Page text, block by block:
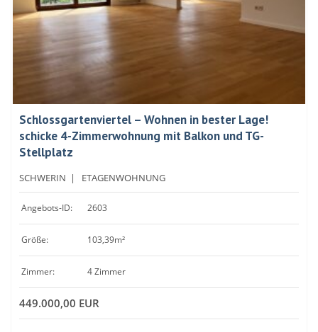
Schlossgartenviertel – Wohnen in bester Lage!
schicke 4-Zimmerwohnung mit Balkon und TG-
Stellplatz
SCHWERIN | ETAGENWOHNUNG
Angebots-ID: 2603
Größe: 103,39m²
Zimmer: 4 Zimmer
449.000,00 EUR